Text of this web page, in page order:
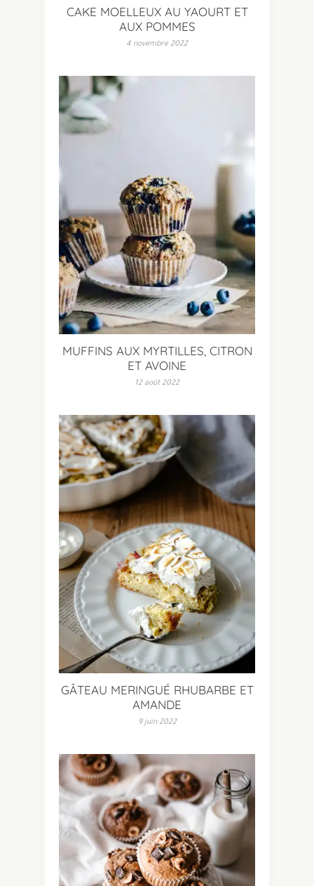
CAKE MOELLEUX AU YAOURT ET
AUX POMMES
4 novembre 2022
MUFFINS AUX MYRTILLES, CITRON
ET AVOINE
12 août 2022
GÂTEAU MERINGUÉ RHUBARBE ET
AMANDE
9 juin 2022